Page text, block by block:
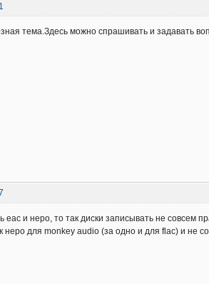
тема.Здесь можно спрашивать и задавать
еас и неро, то так диски записывать не совсем
неро для monkey audio (за одно и для flac) и не